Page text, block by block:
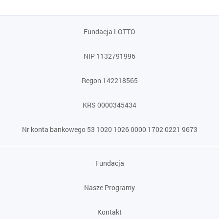
Fundacja LOTTO
NIP 1132791996
Regon 142218565
KRS 0000345434
Nr konta bankowego 53 1020 1026 0000 1702 0221 9673
Fundacja
Nasze Programy
Kontakt